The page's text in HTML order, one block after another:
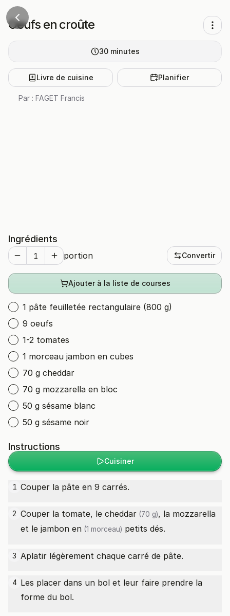
Oeufs en croûte
30 minutes
Livre de cuisine Planifier
Par : FAGET Francis
Ingrédients
portion Convertir
Ajouter à la liste de courses
1 pâte feuilletée rectangulaire (800 g)
9 oeufs
1-2 tomates
1 morceau jambon en cubes
70 g cheddar
70 g mozzarella en bloc
50 g sésame blanc
50 g sésame noir
Instructions
Cuisiner
1 Couper la pâte en 9 carrés.
2 Couper la tomate, le cheddar (70 g), la mozzarella
et le jambon en (1 morceau) petits dés.
3 Aplatir légèrement chaque carré de pâte.
4 Les placer dans un bol et leur faire prendre la
forme du bol.